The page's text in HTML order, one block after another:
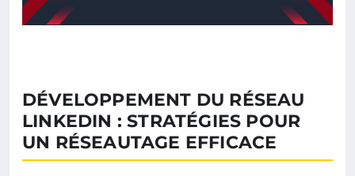
DÉVELOPPEMENT DU RÉSEAU
LINKEDIN : STRATÉGIES POUR
UN RÉSEAUTAGE EFFICACE